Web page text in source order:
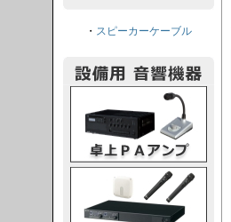
・ スピーカーケーブル